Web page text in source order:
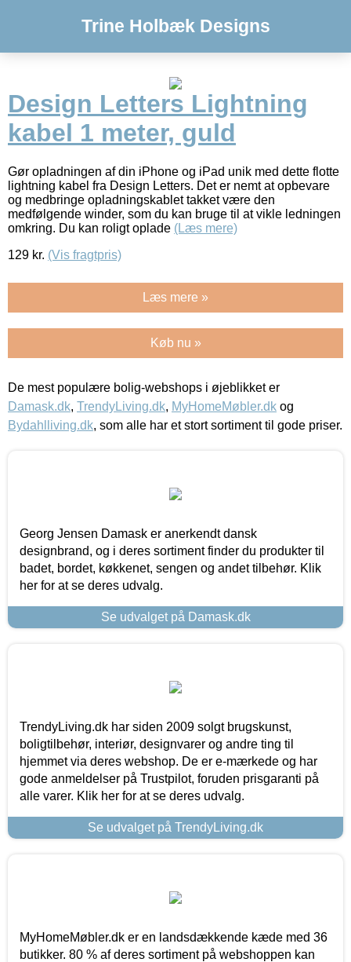
Trine Holbæk Designs
Design Letters Lightning
kabel 1 meter, guld
Gør opladningen af din iPhone og iPad unik med dette flotte
lightning kabel fra Design Letters. Det er nemt at opbevare
og medbringe opladningskablet takket være den
medfølgende winder, som du kan bruge til at vikle ledningen
omkring. Du kan roligt oplade (Læs mere)
129 kr. (Vis fragtpris)
Læs mere »
Køb nu »
De mest populære bolig-webshops i øjeblikket er
Damask.dk, TrendyLiving.dk, MyHomeMøbler.dk og
Bydahlliving.dk, som alle har et stort sortiment til gode priser.
Georg Jensen Damask er anerkendt dansk
designbrand, og i deres sortiment finder du produkter til
badet, bordet, køkkenet, sengen og andet tilbehør. Klik
her for at se deres udvalg.
Se udvalget på Damask.dk
TrendyLiving.dk har siden 2009 solgt brugskunst,
boligtilbehør, interiør, designvarer og andre ting til
hjemmet via deres webshop. De er e-mærkede og har
gode anmeldelser på Trustpilot, foruden prisgaranti på
alle varer. Klik her for at se deres udvalg.
Se udvalget på TrendyLiving.dk
MyHomeMøbler.dk er en landsdækkende kæde med 36
butikker. 80 % af deres sortiment på webshoppen kan